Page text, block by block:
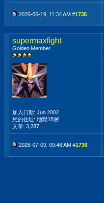
2026-06-19, 11:34 AM #1735
supermaxfight
Golden Member
加入日期: Jun 2002
您的住址: 地獄18層
文章: 3,287
2026-07-09, 09:46 AM #1736